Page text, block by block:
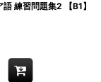
練習問題集2 【B1】